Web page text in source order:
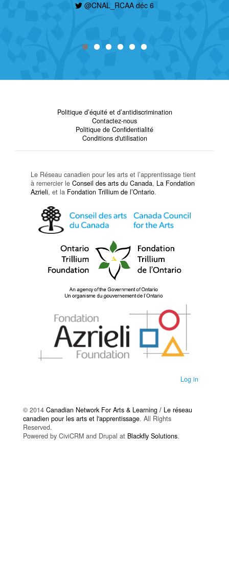
@CNAL_RCAA déc 6
Politique d’équité et d’antidiscrimination
Contactez-nous
Politique de Confidentialité
Conditions d'utilisation
Le Réseau canadien pour les arts et l’apprentissage tient
à remercier le Conseil des arts du Canada, La Fondation
Azrieli, et la Fondation Trillium de l’Ontario.
Log in
© 2014 Canadian Network For Arts & Learning / Le réseau
canadien pour les arts et l'apprentissage. All Rights
Reserved.
Powered by CiviCRM and Drupal at Blackfly Solutions.